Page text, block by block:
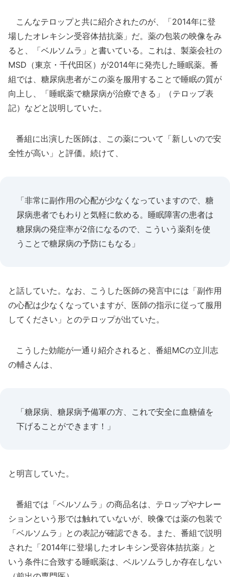
こんなテロップと共に紹介されたのが、「2014年に登
場したオレキシン受容体拮抗薬」だ。薬の包装の映像をみ
ると、「ベルソムラ」と書いている。これは、製薬会社の
MSD（東京・千代田区）が2014年に発売した睡眠薬。番
組では、糖尿病患者がこの薬を服用することで睡眠の質が
向上し、「睡眠薬で糖尿病が治療できる」（テロップ表
記）などと説明していた。
番組に出演した医師は、この薬について「新しいので安
全性が高い」と評価。続けて、
「非常に副作用の心配が少なくなっていますので、糖
尿病患者でもわりと気軽に飲める。睡眠障害の患者は
糖尿病の発症率が2倍になるので、こういう薬剤を使
うことで糖尿病の予防にもなる」
と話していた。なお、こうした医師の発言中には「副作用
の心配は少なくなっていますが、医師の指示に従って服用
してください」とのテロップが出ていた。
こうした効能が一通り紹介されると、番組MCの立川志
の輔さんは、
「糖尿病、糖尿病予備軍の方、これで安全に血糖値を
下げることができます！」
と明言していた。
番組では「ベルソムラ」の商品名は、テロップやナレー
ションという形では触れていないが、映像では薬の包装で
「ベルソムラ」との表記が確認できる。また、番組で説明
された「2014年に登場したオレキシン受容体拮抗薬」と
いう条件に合致する睡眠薬は、ベルソムラしか存在しない